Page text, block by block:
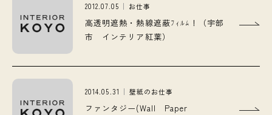
2012.07.05 お仕事
高透明遮熱・熱線遮蔽ﾌｨﾙﾑ！（宇部
市 インテリア紅葉）
2014.05.31 壁紙のお仕事
ファンタジー(Wall Paper